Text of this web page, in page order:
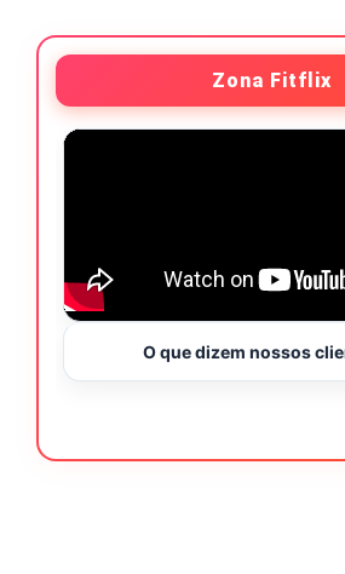
Zona Fitflix
O que dizem nossos